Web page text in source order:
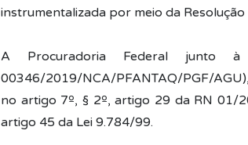
instrumentalizada por meio da
A Procuradoria Federal junto
00346/2019/NCA/PFANTAQ/PGF/
no artigo 7º, § 2º, artigo 29 da RN 01/
artigo 45 da Lei 9.784/99.